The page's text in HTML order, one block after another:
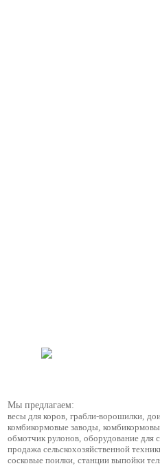
Мы предлагаем:
весы для коров, грабли-ворошилки,
комбикормовые заводы,
обмотчик рулонов, оборудование для
продажа сельскохозяйственной
сосковые поилки, станции выпойки